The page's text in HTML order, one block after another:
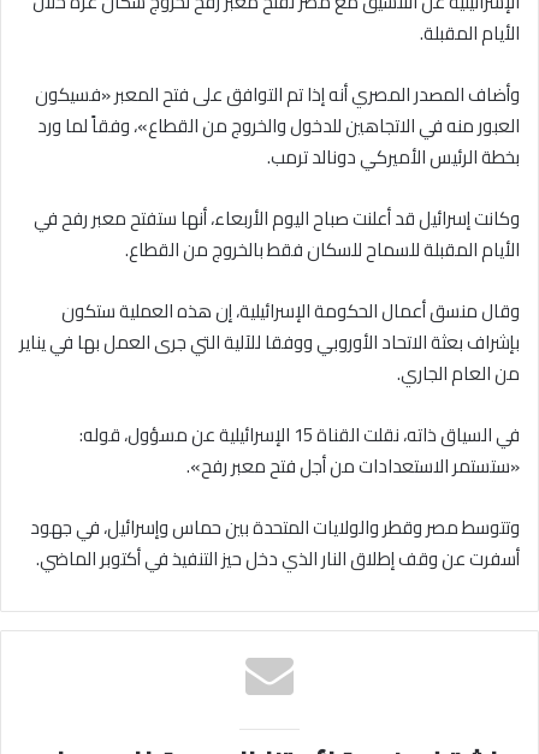
الأيام المقبلة.
وأضاف المصدر المصري أنه إذا تم التوافق على فتح المعبر «فسيكون
العبور منه في الاتجاهين للدخول والخروج من القطاع»، وفقاً لما ورد
بخطة الرئيس الأميركي دونالد ترمب.
وكانت إسرائيل قد أعلنت صباح اليوم الأربعاء، أنها ستفتح معبر رفح في
الأيام المقبلة للسماح للسكان فقط بالخروج من القطاع.
وقال منسق أعمال الحكومة الإسرائيلية، إن هذه العملية ستكون
بإشراف بعثة الاتحاد الأوروبي ووفقا للآلية التي جرى العمل بها في يناير
من العام الجاري.
في السياق ذاته، نقلت القناة 15 الإسرائيلية عن مسؤول، قوله:
«ستستمر الاستعدادات من أجل فتح معبر رفح».
وتتوسط مصر وقطر والولايات المتحدة بين حماس وإسرائيل، في جهود
أسفرت عن وقف إطلاق النار الذي دخل حيز التنفيذ في أكتوبر الماضي.